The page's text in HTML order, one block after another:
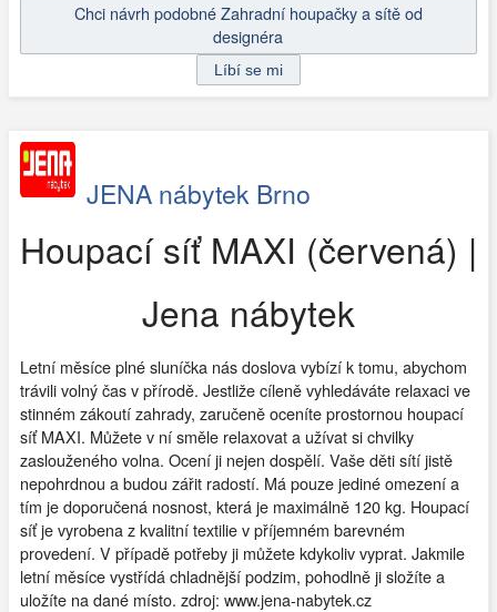
Chci návrh podobné Zahradní houpačky a sítě od
designéra
JENA nábytek Brno
Houpací síť MAXI (červená) |
Jena nábytek
Letní měsíce plné sluníčka nás doslova vybízí k tomu, abychom
trávili volný čas v přírodě. Jestliže cíleně vyhledáváte relaxaci ve
stinném zákoutí zahrady, zaručeně oceníte prostornou houpací
síť MAXI. Můžete v ní směle relaxovat a užívat si chvilky
zaslouženého volna. Ocení ji nejen dospělí. Vaše děti sítí jistě
nepohrdnou a budou zářit radostí. Má pouze jediné omezení a
tím je doporučená nosnost, která je maximálně 120 kg. Houpací
síť je vyrobena z kvalitní textilie v příjemném barevném
provedení. V případě potřeby ji můžete kdykoliv vyprat. Jakmile
letní měsíce vystřídá chladnější podzim, pohodlně ji složíte a
uložíte na dané místo. zdroj: www.jena-nabytek.cz